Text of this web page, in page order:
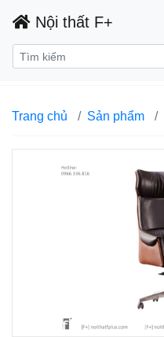
Nội thất F+
Trang chủ Sản phẩm